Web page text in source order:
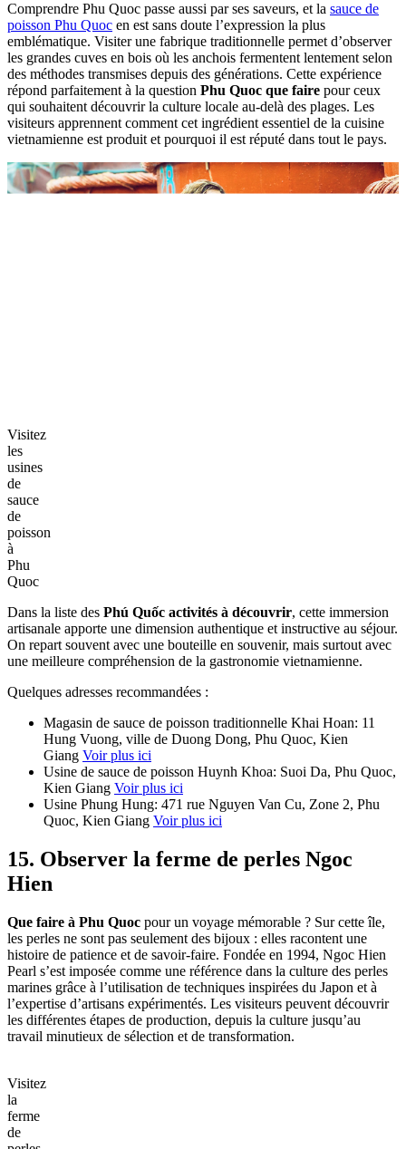
Comprendre Phu Quoc passe aussi par ses saveurs, et la sauce de
poisson Phu Quoc en est sans doute l’expression la plus
emblématique. Visiter une fabrique traditionnelle permet d’observer
les grandes cuves en bois où les anchois fermentent lentement selon
des méthodes transmises depuis des générations. Cette expérience
répond parfaitement à la question Phu Quoc que faire pour ceux
qui souhaitent découvrir la culture locale au-delà des plages. Les
visiteurs apprennent comment cet ingrédient essentiel de la cuisine
vietnamienne est produit et pourquoi il est réputé dans tout le pays.
Visitez
les
usines
de
sauce
de
poisson
à
Phu
Quoc
Dans la liste des Phú Quốc activités à découvrir, cette immersion
artisanale apporte une dimension authentique et instructive au séjour.
On repart souvent avec une bouteille en souvenir, mais surtout avec
une meilleure compréhension de la gastronomie vietnamienne.
Quelques adresses recommandées :
Magasin de sauce de poisson traditionnelle Khai Hoan: 11
Hung Vuong, ville de Duong Dong, Phu Quoc, Kien
Giang Voir plus ici
Usine de sauce de poisson Huynh Khoa: Suoi Da, Phu Quoc,
Kien Giang Voir plus ici
Usine Phung Hung: 471 rue Nguyen Van Cu, Zone 2, Phu
Quoc, Kien Giang Voir plus ici
15. Observer la ferme de perles Ngoc
Hien
Que faire à Phu Quoc pour un voyage mémorable ? Sur cette île,
les perles ne sont pas seulement des bijoux : elles racontent une
histoire de patience et de savoir-faire. Fondée en 1994, Ngoc Hien
Pearl s’est imposée comme une référence dans la culture des perles
marines grâce à l’utilisation de techniques inspirées du Japon et à
l’expertise d’artisans expérimentés. Les visiteurs peuvent découvrir
les différentes étapes de production, depuis la culture jusqu’au
travail minutieux de sélection et de transformation.
Visitez
la
ferme
de